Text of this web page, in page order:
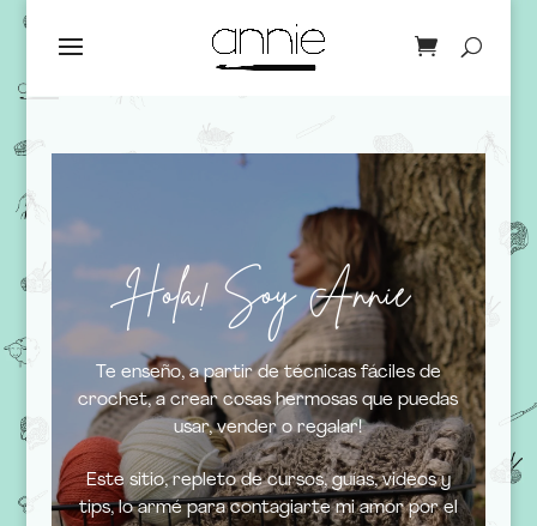
Hola! Soy Annie
Te enseño, a partir de técnicas fáciles de
crochet, a crear cosas hermosas que puedas
usar, vender o regalar!
Este sitio, repleto de cursos, guías, videos y
tips, lo armé para contagiarte mi amor por el